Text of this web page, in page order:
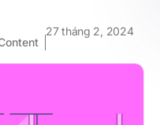
27 tháng 2, 2024